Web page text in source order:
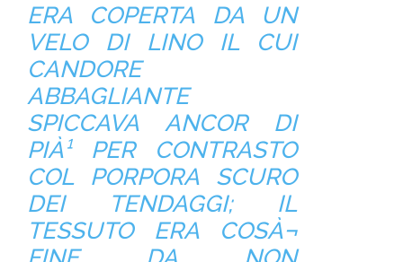
ERA COPERTA DA UN
VELO DI LINO IL CUI
CANDORE
ABBAGLIANTE
SPICCAVA ANCOR DI
PIÀ¹ PER CONTRASTO
COL PORPORA SCURO
DEI TENDAGGI; IL
TESSUTO ERA COSÀ¬